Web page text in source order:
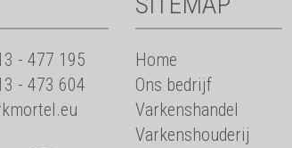
- 477 195
- 473 604
Home
Ons bedrijf
Varkenshandel
Varkenshouderij